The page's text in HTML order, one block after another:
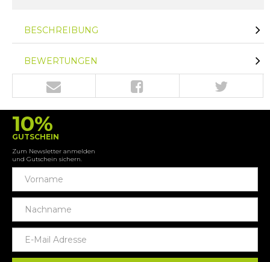
BESCHREIBUNG
BEWERTUNGEN
10%
GUTSCHEIN
Zum Newsletter anmelden
und Gutschein sichern.